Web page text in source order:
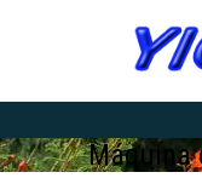
Máquina